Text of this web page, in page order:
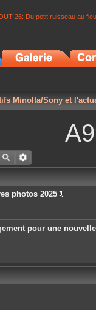
26: Du petit ruisseau au
Minolta/Sony et
photos 2025
c
e
n
pour une nouvelle